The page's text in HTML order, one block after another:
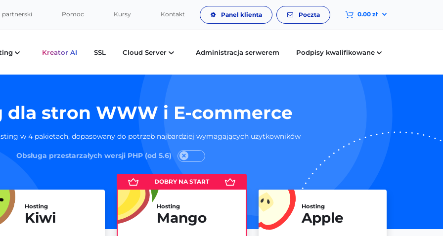
partnerski Pomoc Kursy Kontakt Panel klienta Poczta 0.00 zł
Kreator AI SSL Cloud Server Administracja serwerem Podpisy kwalifikowane
dla stron WWW i E-commerce
w 4 pakietach, dopasowany do potrzeb najbardziej wymagających użytkowników
Obsługa przestarzałych wersji PHP (od 5.6)
Hosting
Kiwi
Hosting
Mango
Hosting
Apple